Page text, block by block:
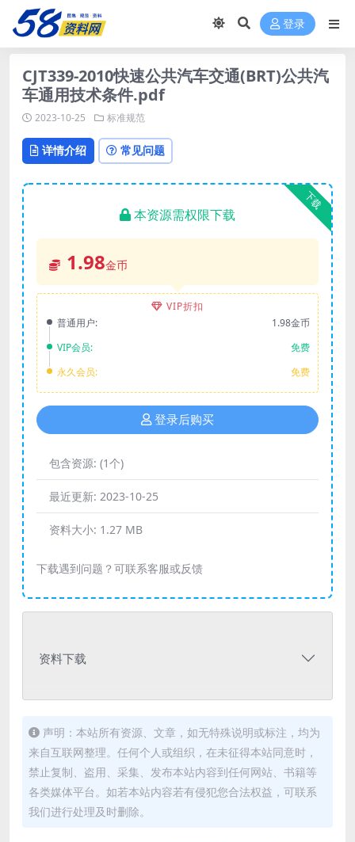
登录
CJT339-2010快速公共汽车交通(BRT)公共汽
车通用技术条件.pdf
2023-10-25 标准规范
详情介绍 常见问题
下载
本资源需权限下载
1.98金币
VIP折扣
普通用户:
1.98金币
VIP会员:
免费
永久会员:
免费
登录后购买
包含资源: (1个)
最近更新: 2023-10-25
资料大小: 1.27 MB
下载遇到问题？可联系客服或反馈
资料下载
声明：本站所有资源、文章，如无特殊说明或标注，均为
来自互联网整理。任何个人或组织，在未征得本站同意时，
禁止复制、盗用、采集、发布本站内容到任何网站、书籍等
各类媒体平台。如若本站内容若有侵犯您合法权益，可联系
我们进行处理及时删除。